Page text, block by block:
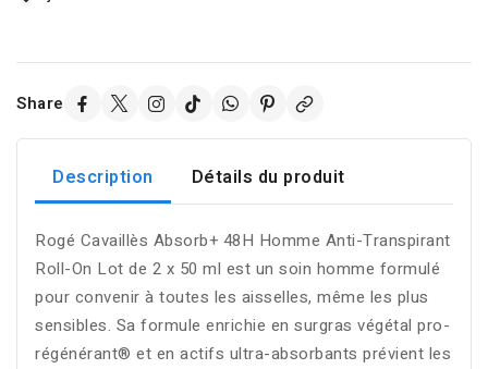
Share
Description Détails du produit
Rogé Cavaillès Absorb+ 48H Homme Anti-Transpirant
Roll-On Lot de 2 x 50 ml est un soin homme formulé
pour convenir à toutes les aisselles, même les plus
sensibles. Sa formule enrichie en surgras végétal pro-
régénérant® et en actifs ultra-absorbants prévient les